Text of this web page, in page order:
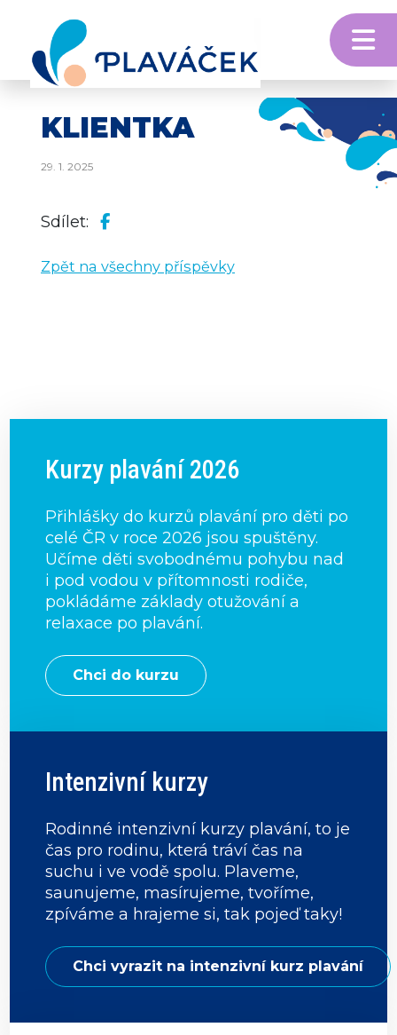
KLIENTKA
29. 1. 2025
Sdílet:
Zpět na všechny příspěvky
Kurzy plavání 2026
Přihlášky do kurzů plavání pro děti po
celé ČR v roce 2026 jsou spuštěny.
Učíme děti svobodnému pohybu nad
i pod vodou v přítomnosti rodiče,
pokládáme základy otužování a
relaxace po plavání.
Chci do kurzu
Intenzivní kurzy
Rodinné intenzivní kurzy plavání, to je
čas pro rodinu, která tráví čas na
suchu i ve vodě spolu. Plaveme,
saunujeme, masírujeme, tvoříme,
zpíváme a hrajeme si, tak pojeď taky!
Chci vyrazit na intenzivní kurz plavání